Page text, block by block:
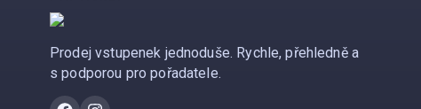
Prodej vstupenek jednoduše. Rychle, přehledně a
s podporou pro pořadatele.